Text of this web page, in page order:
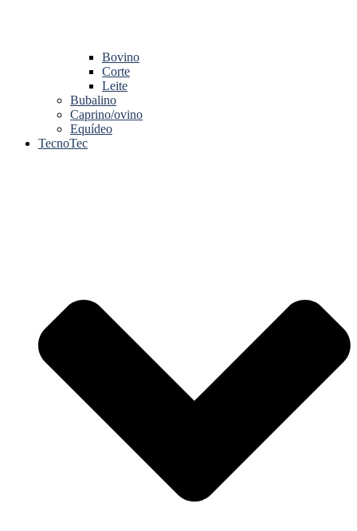
Bovino
Corte
Leite
Bubalino
Caprino/ovino
Equídeo
TecnoTec